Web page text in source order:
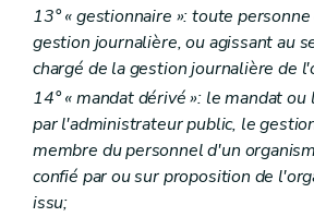
13° « gestionnaire »: toute
gestion journalière, ou agissant au
chargé de la gestion journalière de
14° « mandat dérivé »: le mandat
par l'administrateur public, le
membre du personnel d'un
confié par ou sur proposition de
issu;